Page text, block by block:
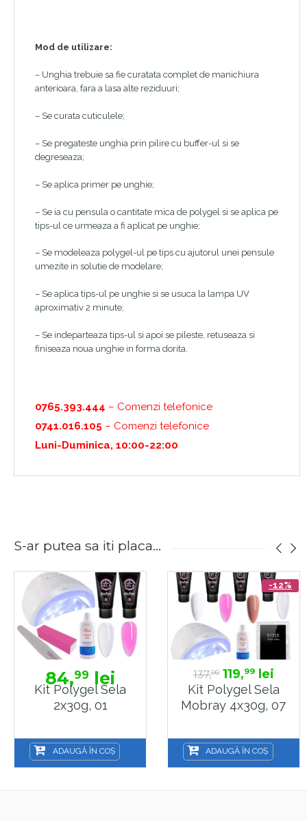
Mod de utilizare:
– Unghia trebuie sa fie curatata complet de manichiura
anterioara, fara a lasa alte reziduuri;
– Se curata cuticulele;
– Se pregateste unghia prin pilire cu buffer-ul si se
degreseaza;
– Se aplica primer pe unghie;
– Se ia cu pensula o cantitate mica de polygel si se aplica pe
tips-ul ce urmeaza a fi aplicat pe unghie;
– Se modeleaza polygel-ul pe tips cu ajutorul unei pensule
umezite in solutie de modelare;
– Se aplica tips-ul pe unghie si se usuca la lampa UV
aproximativ 2 minute;
– Se indeparteaza tips-ul si apoi se pileste, retuseaza si
finiseaza noua unghie in forma dorita.
0765.393.444 – Comenzi telefonice
0741.016.105 – Comenzi telefonice
Luni-Duminica, 10:00-22:00
S-ar putea sa iti placa...
84,99 lei
Kit Polygel Sela
2x30g, 01
ADAUGĂ ÎN COȘ
-12%
137,00 119,99lei
Kit Polygel Sela
Mobray 4x30g, 07
ADAUGĂ ÎN COȘ